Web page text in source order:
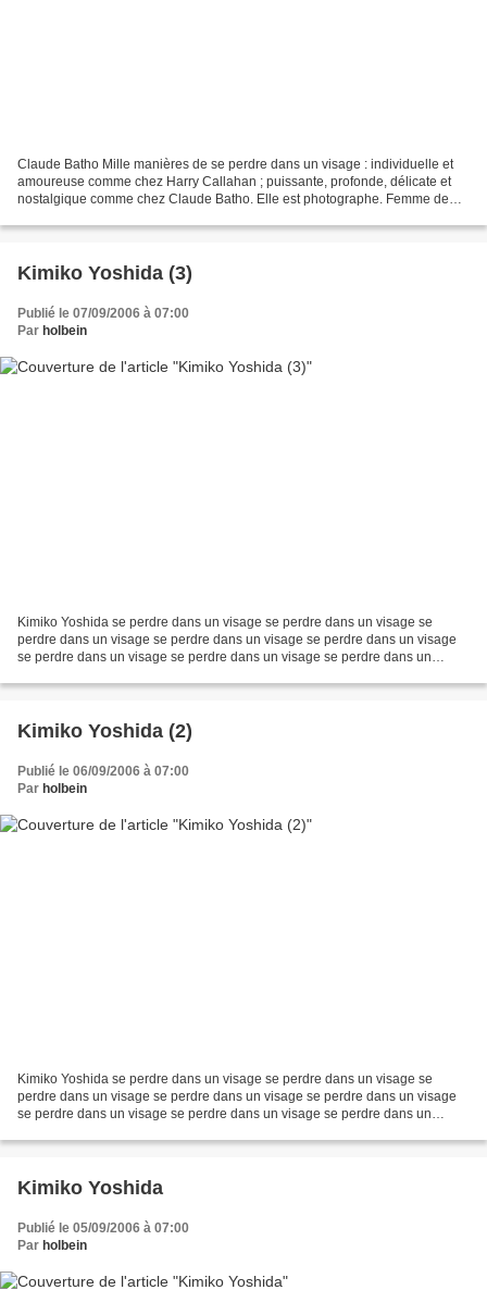
Claude Batho Mille manières de se perdre dans un visage : individuelle et
amoureuse comme chez Harry Callahan ; puissante, profonde, délicate et
nostalgique comme chez Claude Batho. Elle est photographe. Femme de
Kimiko Yoshida (3)
Publié le 07/09/2006 à 07:00
Par holbein
Kimiko Yoshida se perdre dans un visage se perdre dans un visage se
perdre dans un visage se perdre dans un visage se perdre dans un visage
se perdre dans un visage se perdre dans un visage se perdre dans un
Kimiko Yoshida (2)
Publié le 06/09/2006 à 07:00
Par holbein
Kimiko Yoshida se perdre dans un visage se perdre dans un visage se
perdre dans un visage se perdre dans un visage se perdre dans un visage
se perdre dans un visage se perdre dans un visage se perdre dans un
Kimiko Yoshida
Publié le 05/09/2006 à 07:00
Par holbein